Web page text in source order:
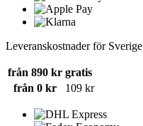
Leveranskostnader för Sverige
från 890 kr gratis
från 0 kr
109 kr